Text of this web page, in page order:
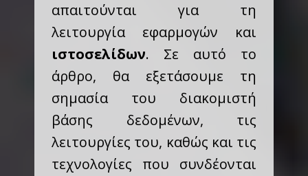
απαιτούνται για τη
λειτουργία εφαρμογών και
ιστοσελίδων. Σε αυτό το
άρθρο, θα εξετάσουμε τη
σημασία του διακομιστή
βάσης δεδομένων, τις
λειτουργίες του, καθώς και τις
τεχνολογίες που συνδέονται